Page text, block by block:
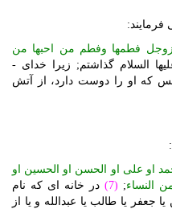
فطمها وفطم من احبها من
السلام گذاشتم; زیرا خدای -
که او را دوست دارد، از آتش
او علی او الحسن او الحسین او
النساء;
(7)
در خانه ای که نام
جعفر یا طالب یا عبدالله و یا از